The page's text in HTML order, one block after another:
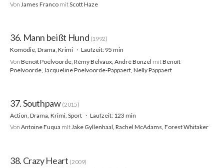
Von James Franco mitScott Haze
36. Mann beißt Hund (1992)
Komödie, Drama, Krimi
Laufzeit: 95 min
Von Benoît Poelvoorde, Rémy Belvaux, André Bonzel mitBenoît
Poelvoorde, Jacqueline Poelvoorde-Pappaert, Nelly Pappaert
37. Southpaw (2015)
Action, Drama, Krimi, Sport
Laufzeit: 123 min
Von Antoine Fuqua mitJake Gyllenhaal, Rachel McAdams, Forest Whitaker
38. Crazy Heart (2009)